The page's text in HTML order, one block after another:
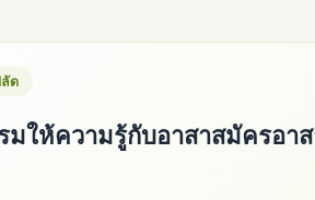
ด
มให้ความรู้กับอาสาสมัครอา